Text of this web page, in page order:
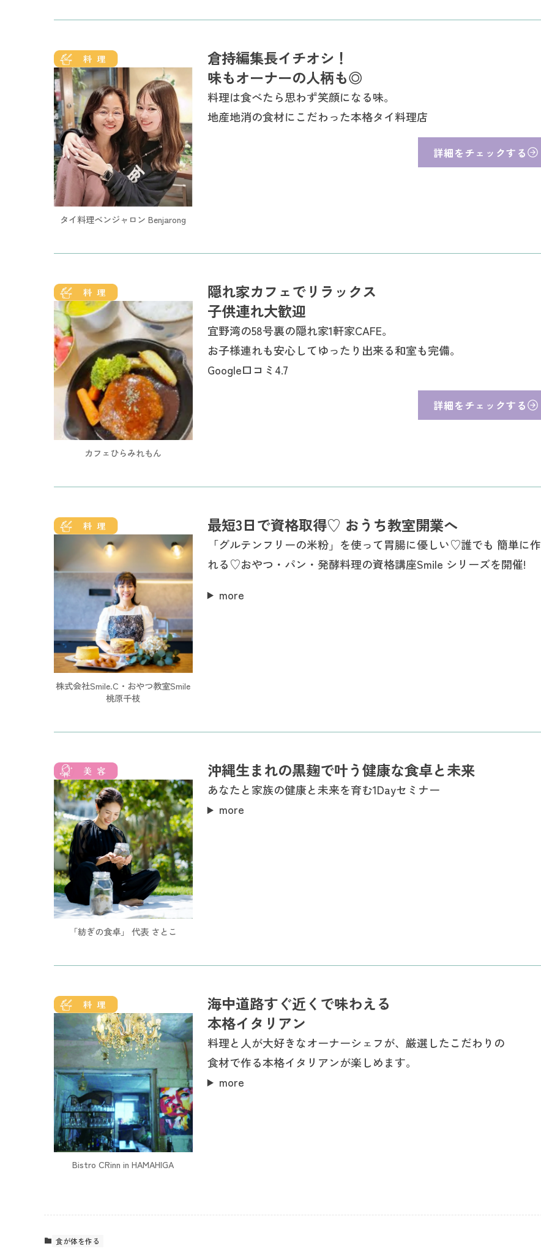
タイ料理ベンジャロン Benjarong
倉持編集長イチオシ！
味もオーナーの人柄も◎
料理は食べたら思わず笑顔になる味。
地産地消の食材にこだわった本格タイ料理店
詳細をチェックする
カフェひらみれもん
隠れ家カフェでリラックス
子供連れ大歓迎
宜野湾の58号裏の隠れ家1軒家CAFE。
お子様連れも安心してゆったり出来る和室も完備。
Google口コミ4.7
詳細をチェックする
株式会社Smile.C・おやつ教室Smile
桃原千枝
最短3日で資格取得♡ おうち教室開業へ
「グルテンフリーの米粉」を使って胃腸に優しい♡誰でも 簡単に作
れる♡おやつ・パン・発酵料理の資格講座Smile シリーズを開催!
more
「紡ぎの食卓」 代表 さとこ
沖縄生まれの黒麹で叶う健康な食卓と未来
あなたと家族の健康と未来を育む1Dayセミナー
more
Bistro CRinn in HAMAHIGA
海中道路すぐ近くで味わえる
本格イタリアン
料理と人が大好きなオーナーシェフが、厳選したこだわりの
食材で作る本格イタリアンが楽しめます。
more
食が体を作る